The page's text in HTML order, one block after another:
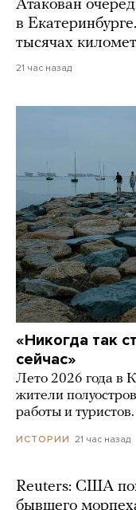
Атакован
в
тысячах
21 час назад
«Никогда так
сейчас»
Лето 2026 года в
жители
работы и
ИСТОРИИ 21 час назад
Reuters: США
бывшего